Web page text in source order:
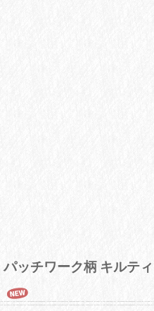
パッチワーク柄 キルテ